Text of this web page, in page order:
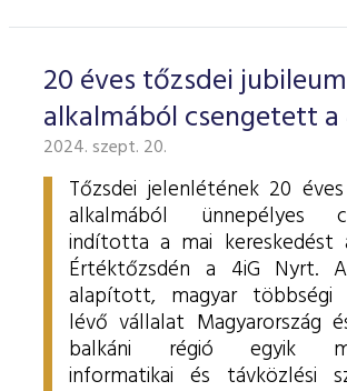
20 éves tőzsdei
alkalmából csengetett a
2024. szept. 20.
Tőzsdei jelenlétének 20
alkalmából ünnepélyes
indította a mai kereskedést
Értéktőzsdén a 4iG Nyrt.
alapított, magyar többségi
lévő vállalat Magyarország
balkáni régió egyik
informatikai és távközlési